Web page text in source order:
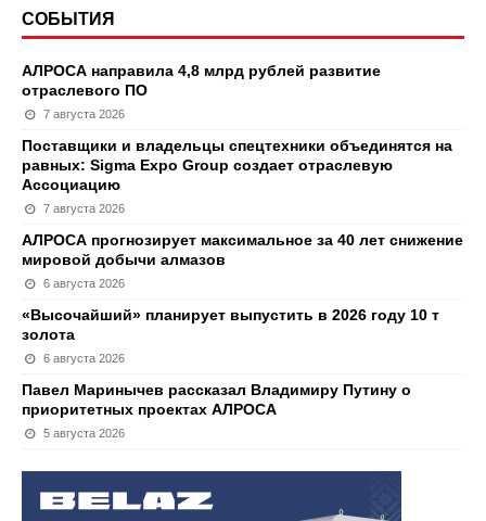
СОБЫТИЯ
АЛРОСА направила 4,8 млрд рублей развитие
отраслевого ПО
7 августа 2026
Поставщики и владельцы спецтехники объединятся на
равных: Sigma Expo Group создает отраслевую
Ассоциацию
7 августа 2026
АЛРОСА прогнозирует максимальное за 40 лет снижение
мировой добычи алмазов
6 августа 2026
«Высочайший» планирует выпустить в 2026 году 10 т
золота
6 августа 2026
Павел Маринычев рассказал Владимиру Путину о
приоритетных проектах АЛРОСА
5 августа 2026